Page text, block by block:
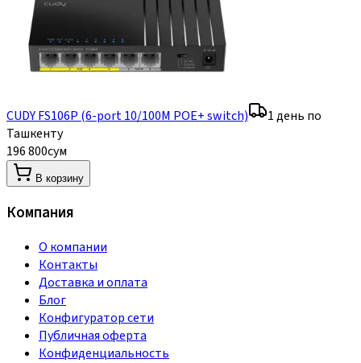
CUDY FS106P (6-port 10/100M POE+ switch)
1 день по
Ташкенту
196 800сум
В корзину
Компания
О компании
Контакты
Доставка и оплата
Блог
Конфигуратор сети
Публичная оферта
Конфиденциальность